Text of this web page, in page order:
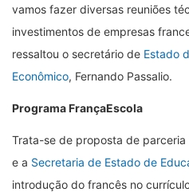
vamos fazer diversas reuniões
investimentos de empresas
ressaltou o secretário de Estado
Econômico, Fernando Passalio.
Programa FrançaEscola
Trata-se de proposta de
e a Secretaria de Estado de
introdução do francês no